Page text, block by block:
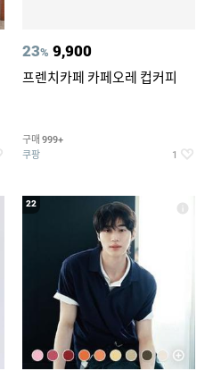
23% 9,900
프렌치카페 카페오레 컵커피
구매 999+
쿠팡 1
22